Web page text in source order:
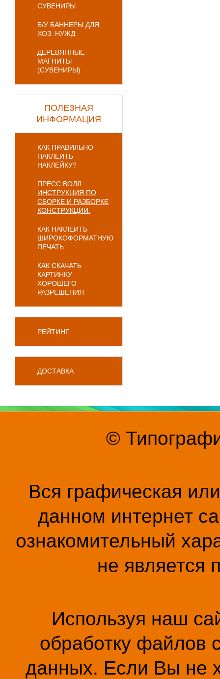
СУВЕНИРЫ
Б/У БАННЕРЫ ДЛЯ
ХОЗ. НУЖД
ДЕРЕВЯННЫЕ
МАГНИТЫ
(СУВЕНИРЫ)
ПОЛЕЗНАЯ
ИНФОРМАЦИЯ
КАК ПРАВИЛЬНО
НАКЛЕИТЬ
НАКЛЕЙКУ?
ПРЕСС ВОЛЛ.
ИНСТРУКЦИЯ ПО
СБОРКЕ И РАЗБОРКЕ
КОНСТРУКЦИИ.
КАК НАКЛЕИТЬ
ШИРОКОФОРМАТНУЮ
ПЕЧАТЬ
КАК СКАЧАТЬ
КАРТИНКУ
ХОРОШЕГО
РАЗРЕШЕНИЯ
РЕЙТИНГ
ДОСТАВКА
©
Вся графическая
данном интернет
ознакомительный
не является
Используя наш
обработку файлов
данных. Если Вы не